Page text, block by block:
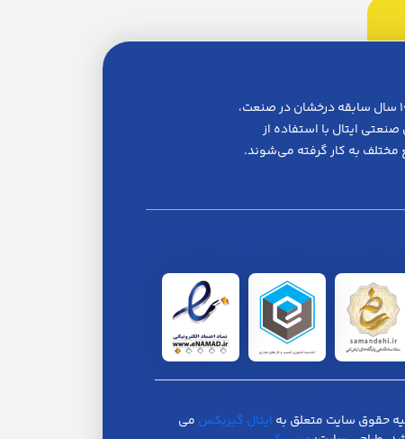
ایتال گیربکس یکی از پیشگامان در زمینه واردات و بازرگانی گیربکس‌های صنعتی است. این شرکت با بیش از ۱۰ سال سابقه درخشان در صنعت،
ایتال با استفاده از
مختلف به کار گرفته می‌شوند.
حقوق سایت متعلق به ایتال گیربکس می